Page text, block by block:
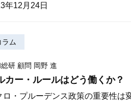
年12月24日
ラム
研 顧問 岡野 進
カー・ルールはどう働くか？
ロ・プルーデンス政策の重要性は